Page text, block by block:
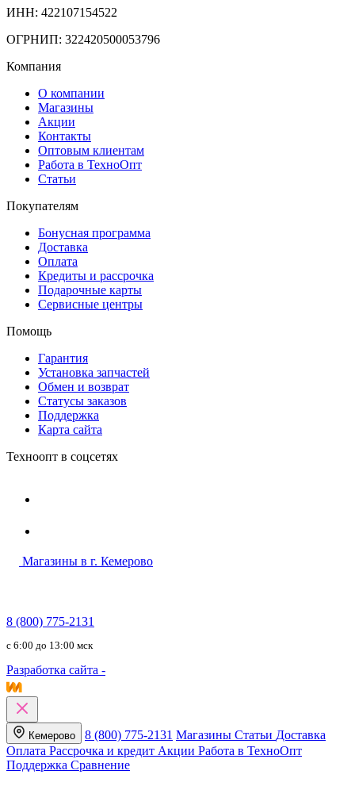
ИНН: 422107154522
ОГРНИП: 322420500053796
Компания
О компании
Магазины
Акции
Контакты
Оптовым клиентам
Работа в ТехноОпт
Статьи
Покупателям
Бонусная программа
Доставка
Оплата
Кредиты и рассрочка
Подарочные карты
Сервисные центры
Помощь
Гарантия
Установка запчастей
Обмен и возврат
Статусы заказов
Поддержка
Карта сайта
Техноопт в соцсетях
Магазины в г. Кемерово
8 (800) 775-2131
c 6:00 до 13:00 мск
Разработка сайта -
Кемерово 8 (800) 775-2131 Магазины Статьи Доставка
Оплата Рассрочка и кредит Акции Работа в ТехноОпт
Поддержка Сравнение